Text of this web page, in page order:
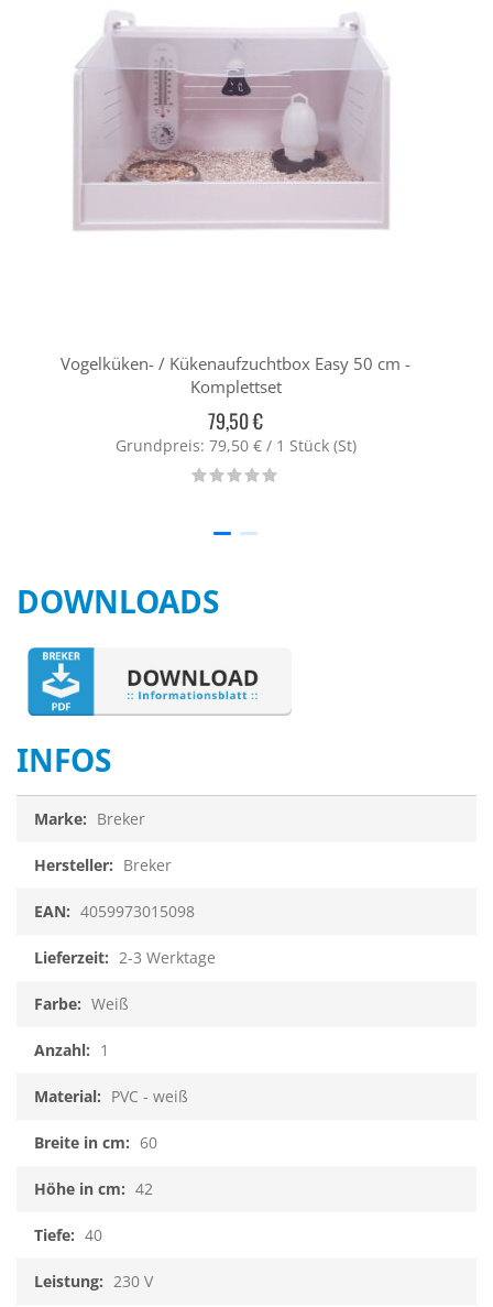
Vogelküken- / Kükenaufzuchtbox Easy 50 cm -
Komplettset
79,50 €
Grundpreis: 79,50 € / 1 Stück (St)
Rating:
0%
DOWNLOADS
INFOS
Breker
Breker
4059973015098
2-3 Werktage
Weiß
1
PVC - weiß
60
42
40
230 V